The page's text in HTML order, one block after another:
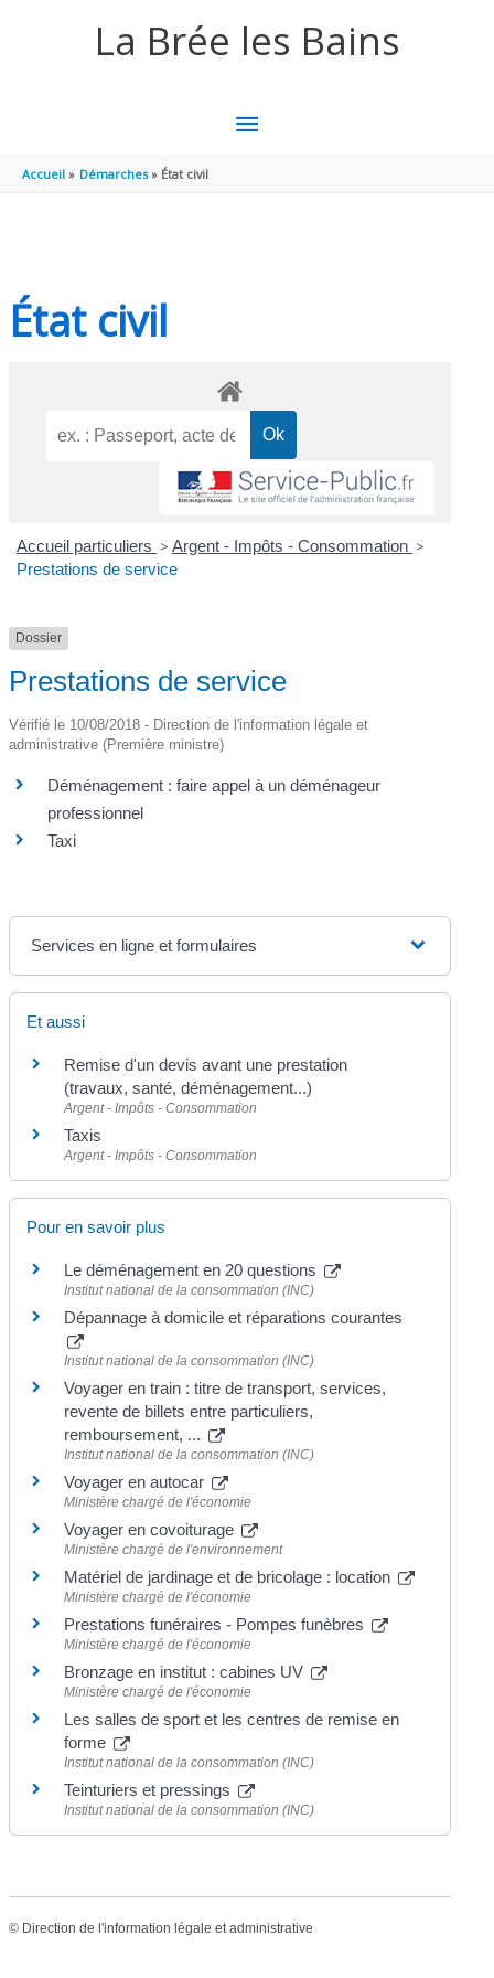
La Brée les Bains
MENU
Accueil Démarches État civil
État civil
Accueil particuliers > Argent - Impôts - Consommation >
Prestations de service
Dossier
Prestations de service
Vérifié le 10/08/2018 - Direction de l'information légale et
administrative (Première ministre)
Déménagement : faire appel à un déménageur
professionnel
Taxi
Services en ligne et formulaires
Et aussi
Remise d'un devis avant une prestation
(travaux, santé, déménagement...)
Argent - Impôts - Consommation
Taxis
Argent - Impôts - Consommation
Pour en savoir plus
Le déménagement en 20 questions
Institut national de la consommation (INC)
Dépannage à domicile et réparations courantes
Institut national de la consommation (INC)
Voyager en train : titre de transport, services,
revente de billets entre particuliers,
remboursement, ...
Institut national de la consommation (INC)
Voyager en autocar
Ministère chargé de l'économie
Voyager en covoiturage
Ministère chargé de l'environnement
Matériel de jardinage et de bricolage : location
Ministère chargé de l'économie
Prestations funéraires - Pompes funèbres
Ministère chargé de l'économie
Bronzage en institut : cabines UV
Ministère chargé de l'économie
Les salles de sport et les centres de remise en
forme
Institut national de la consommation (INC)
Teinturiers et pressings
Institut national de la consommation (INC)
© Direction de l'information légale et administrative